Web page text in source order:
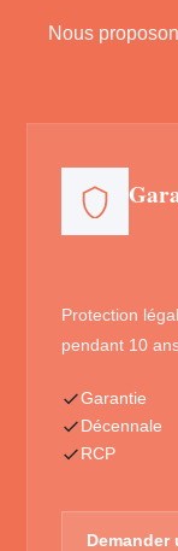
Nous
Protection
pendant 10
Garantie
Décennale
RCP
Demander